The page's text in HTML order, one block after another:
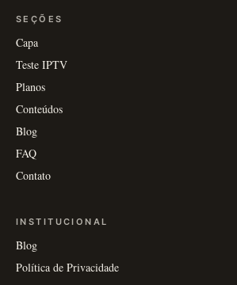
SEÇÕES
Capa
Teste IPTV
Planos
Conteúdos
Blog
FAQ
Contato
INSTITUCIONAL
Blog
Política de Privacidade